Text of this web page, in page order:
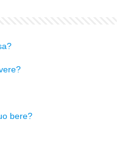
bere?